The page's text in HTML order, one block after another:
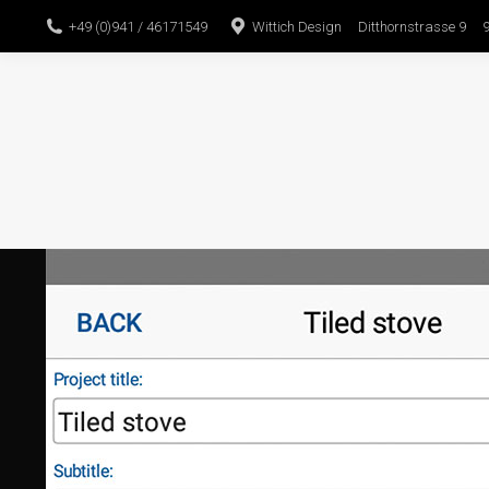
+49 (0)941 / 46171549 Wittich Design Ditthornstrasse 9